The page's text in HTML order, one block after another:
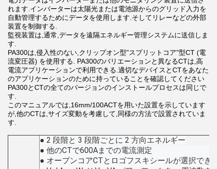
れます.インバーターは太陽光または電池源からのグリッド入力を
自動管理するためにデータを使用します.そしてリレーなどの外部
装置を制御する.
監視装置は,通常,データを遠隔エネルギー管理システムに送信しま
す.
PA300は,侵入性のない,クリップオン型"スプリットコア"型CT (電
流変圧器) を使用する. PA300のバリエーションと異なるCTは,高
電流アプリケーションで利用できる.適切なデバイスとCTをあなた
のアプリケーションのために持っていることを確認してください
PA300とCTの全てのバージョンのインストールプロセスは同じで
す.
このマニュアルでは,16mm/100ACTを用いた設置を示しています
が,他のCTは,サイズ変動を考慮して,同様の方法で設置されていま
す.
● 2 段階と 3 段階ごとに 2 方向エネルギー
● 他のCTで600Aまでの電流測定
● オープンコアCTとロゴフスキシールが選択でき